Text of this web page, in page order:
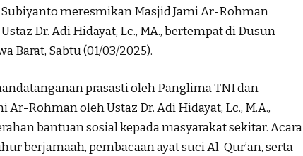
meresmikan Masjid Jami Ar-Rohman
Dr. Adi Hidayat, Lc., MA., bertempat di Dusun
Barat, Sabtu (01/03/2025).
prasasti oleh Panglima TNI dan
Rohman oleh Ustaz Dr. Adi Hidayat, Lc., M.A.,
bantuan sosial kepada masyarakat sekitar. Acara
berjamaah, pembacaan ayat suci Al-Qur’an, serta